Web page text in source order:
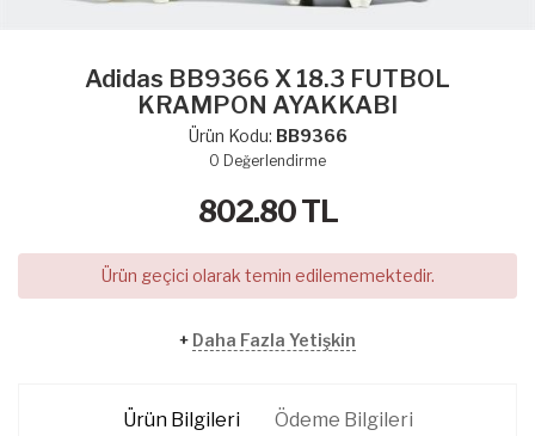
Adidas BB9366 X 18.3 FUTBOL
KRAMPON AYAKKABI
Ürün Kodu: BB9366
0 Değerlendirme
802.80TL
Ürün geçici olarak temin edilememektedir.
+ Daha Fazla Yetişkin
Ürün Bilgileri Ödeme Bilgileri